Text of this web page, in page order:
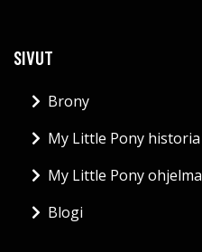
SIVUT
Brony
My Little Pony historia
My Little Pony ohjelma
Blogi